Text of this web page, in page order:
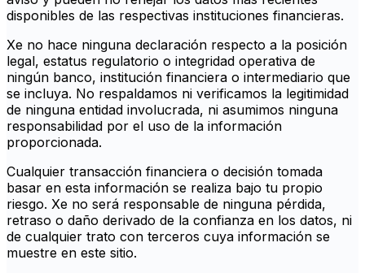
disponibles de las respectivas instituciones financieras.
Xe no hace ninguna declaración respecto a la posición
legal, estatus regulatorio o integridad operativa de
ningún banco, institución financiera o intermediario que
se incluya. No respaldamos ni verificamos la legitimidad
de ninguna entidad involucrada, ni asumimos ninguna
responsabilidad por el uso de la información
proporcionada.
Cualquier transacción financiera o decisión tomada
basar en esta información se realiza bajo tu propio
riesgo. Xe no será responsable de ninguna pérdida,
retraso o daño derivado de la confianza en los datos, ni
de cualquier trato con terceros cuya información se
muestre en este sitio.